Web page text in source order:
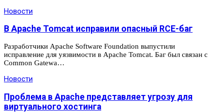
Новости
В Apache Tomcat исправили опасный RCE-баг
Разработчики Apache Software Foundation выпустили
исправление для уязвимости в Apache Tomcat. Баг был связан с
Common Gatewa…
Новости
Проблема в Apache представляет угрозу для
виртуального хостинга